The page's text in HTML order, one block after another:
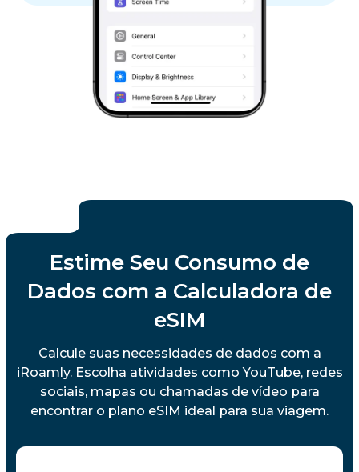
Estime Seu Consumo de
Dados com a Calculadora de
eSIM
Calcule suas necessidades de dados com a
iRoamly. Escolha atividades como YouTube, redes
sociais, mapas ou chamadas de vídeo para
encontrar o plano eSIM ideal para sua viagem.